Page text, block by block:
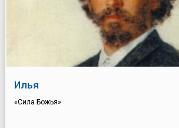
Илья
«Сила Божья»